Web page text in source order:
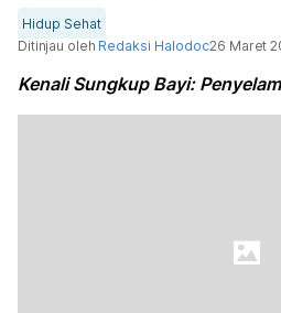
Hidup Sehat
Ditinjau oleh Redaksi Halodoc26 Maret
Kenali Sungkup Bayi: